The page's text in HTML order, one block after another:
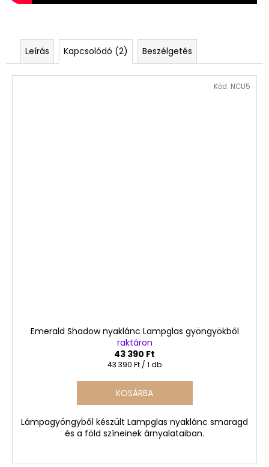
Leírás Kapcsolódó (2) Beszélgetés
Emerald Shadow nyaklánc Lampglas gyöngyökből
raktáron
43 390 Ft
Egységár:
43 390 Ft / 1 db
KOSÁRBA
Lámpagyöngyből készült Lampglas nyaklánc smaragd
és a föld színeinek árnyalataiban.
Kód: NCU5